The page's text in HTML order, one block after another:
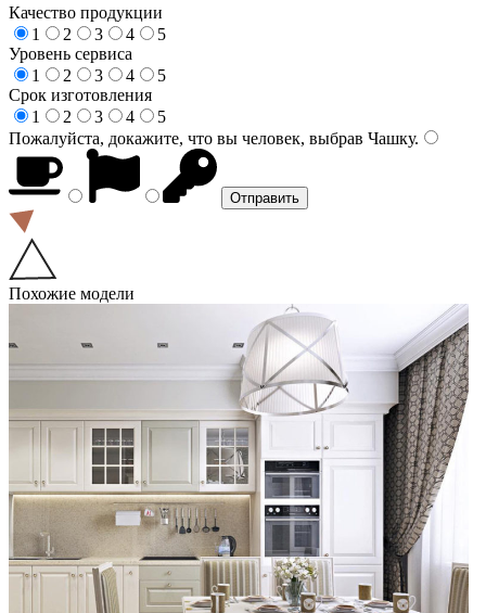
Качество продукции
1
2 3 4
5
Уровень сервиса
1
2 3 4
5
Срок изготовления
1
2 3 4
5
Пожалуйста, докажите, что вы человек, выбрав Чашку.
Похожие модели